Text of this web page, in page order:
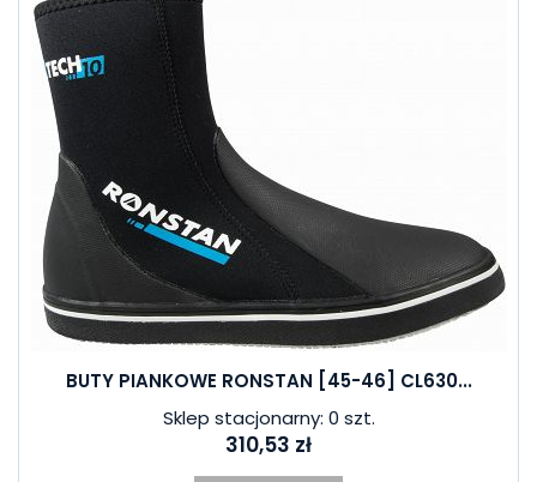
BUTY PIANKOWE RONSTAN [45-46] CL630...
Sklep stacjonarny: 0 szt.
310,53 zł